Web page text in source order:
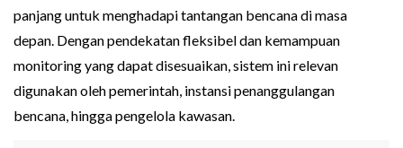
panjang untuk menghadapi tantangan bencana di masa
depan. Dengan pendekatan fleksibel dan kemampuan
monitoring yang dapat disesuaikan, sistem ini relevan
digunakan oleh pemerintah, instansi penanggulangan
bencana, hingga pengelola kawasan.